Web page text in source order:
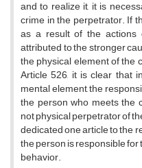
and to realize it, it is
crime in the perpetrator. If
as a result of the actions
attributed to the stronger
the physical element of the
Article 526, it is clear that
mental element, the
the person who meets the
not physical perpetrator of
dedicated one article to the
the person is responsible
behavior.